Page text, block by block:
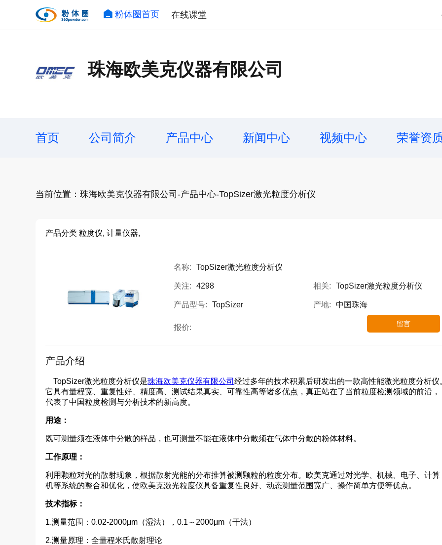
粉体圈首页 在线课堂
珠海欧美克仪器有限公司
首页 公司简介 产品中心 新闻中心 视频中心 荣誉资
当前位置：珠海欧美克仪器有限公司-产品中心-TopSizer激光粒度分析仪
产品分类 粒度仪, 计量仪器,
名称: TopSizer激光粒度分析仪
关注: 4298 相关: TopSizer激光粒度分析仪
产品型号: TopSizer 产地: 中国珠海
报价: 留言
产品介绍
TopSizer激光粒度分析仪是珠海欧美克仪器有限公司 经过多年的技术积累后研发出的一款高性能激光粒度分析仪
它具有量程宽、重复性好、精度高、测试结果真实、可靠性高等诸多优点，真正站在了当前粒度检测领域的前沿，
代表了中国粒度检测与分析技术的新高度。
用途：
既可测量须在液体中分散的样品，也可测量不能在液体中分散须在气体中分散的粉体材料。
工作原理：
利用颗粒对光的散射现象，根据散射光能的分布推算被测颗粒的粒度分布。欧美克通过对光学、机械、电子、计算
机等系统的整合和优化，使欧美克激光粒度仪具备重复性良好、动态测量范围宽广、操作简单方便等优点。
技术指标：
1.测量范围：0.02-2000μm（湿法），0.1～2000μm（干法）
2.测量原理：全量程米氏散射理论